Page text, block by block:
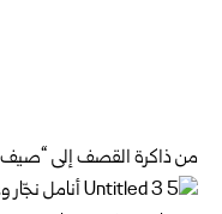
من ذاكرة القصف إلى “صيف